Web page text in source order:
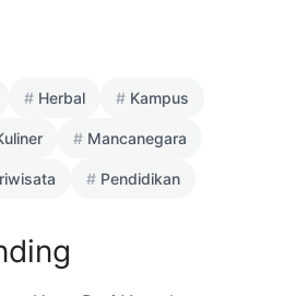
Herbal Kampus
Mancanegara
Pendidikan